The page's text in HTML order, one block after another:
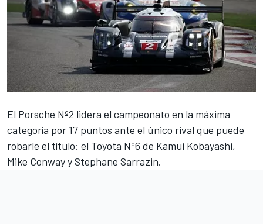
El Porsche Nº2 lidera el campeonato en la máxima
categoría por 17 puntos ante el único rival que puede
robarle el título: el Toyota Nº6 de Kamui Kobayashi,
Mike Conway y Stephane Sarrazin.